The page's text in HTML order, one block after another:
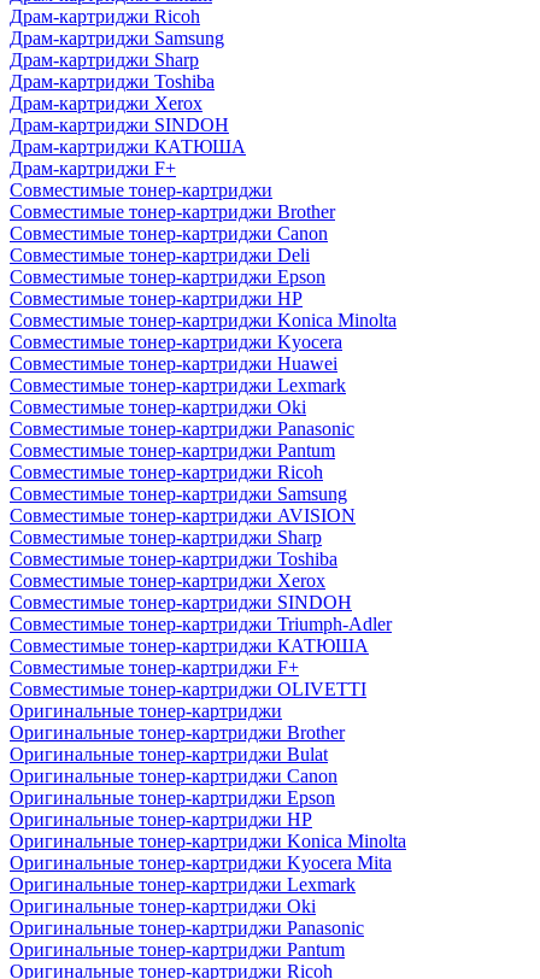
Драм-картриджи Ricoh
Драм-картриджи Samsung
Драм-картриджи Sharp
Драм-картриджи Toshiba
Драм-картриджи Xerox
Драм-картриджи SINDOH
Драм-картриджи КАТЮША
Драм-картриджи F+
Совместимые тонер-картриджи
Совместимые тонер-картриджи Brother
Совместимые тонер-картриджи Canon
Совместимые тонер-картриджи Deli
Совместимые тонер-картриджи Epson
Совместимые тонер-картриджи HP
Совместимые тонер-картриджи Konica Minolta
Совместимые тонер-картриджи Kyocera
Совместимые тонер-картриджи Huawei
Совместимые тонер-картриджи Lexmark
Совместимые тонер-картриджи Oki
Совместимые тонер-картриджи Panasonic
Совместимые тонер-картриджи Pantum
Совместимые тонер-картриджи Ricoh
Совместимые тонер-картриджи Samsung
Совместимые тонер-картриджи AVISION
Совместимые тонер-картриджи Sharp
Совместимые тонер-картриджи Toshiba
Совместимые тонер-картриджи Xerox
Совместимые тонер-картриджи SINDOH
Совместимые тонер-картриджи Triumph-Adler
Совместимые тонер-картриджи КАТЮША
Совместимые тонер-картриджи F+
Совместимые тонер-картриджи OLIVETTI
Оригинальные тонер-картриджи
Оригинальные тонер-картриджи Brother
Оригинальные тонер-картриджи Bulat
Оригинальные тонер-картриджи Canon
Оригинальные тонер-картриджи Epson
Оригинальные тонер-картриджи HP
Оригинальные тонер-картриджи Konica Minolta
Оригинальные тонер-картриджи Kyocera Mita
Оригинальные тонер-картриджи Lexmark
Оригинальные тонер-картриджи Oki
Оригинальные тонер-картриджи Panasonic
Оригинальные тонер-картриджи Pantum
Оригинальные тонер-картриджи Ricoh